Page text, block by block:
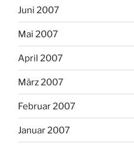
Juni 2007
Mai 2007
April 2007
März 2007
Februar 2007
Januar 2007